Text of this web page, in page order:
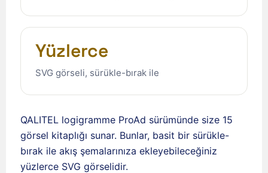
Yüzlerce
SVG görseli, sürükle-bırak ile
QALITEL logigramme ProAd sürümünde size 15
görsel kitaplığı sunar. Bunlar, basit bir sürükle-
bırak ile akış şemalarınıza ekleyebileceğiniz
yüzlerce SVG görselidir.